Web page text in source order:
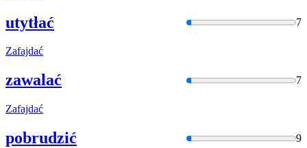
utytłać 7
Zafajdać
zawalać 7
Zafajdać
pobrudzić 9